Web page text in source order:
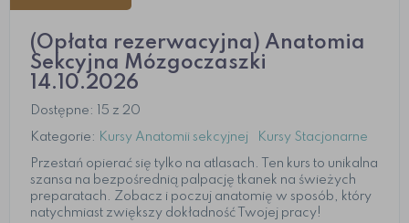
(Opłata rezerwacyjna) Anatomia
Sekcyjna Mózgoczaszki
14.10.2026
Dostępne: 15 z 20
Kategorie: Kursy Anatomii sekcyjnej Kursy Stacjonarne
Przestań opierać się tylko na atlasach. Ten kurs to unikalna
szansa na bezpośrednią palpację tkanek na świeżych
preparatach. Zobacz i poczuj anatomię w sposób, który
natychmiast zwiększy dokładność Twojej pracy!